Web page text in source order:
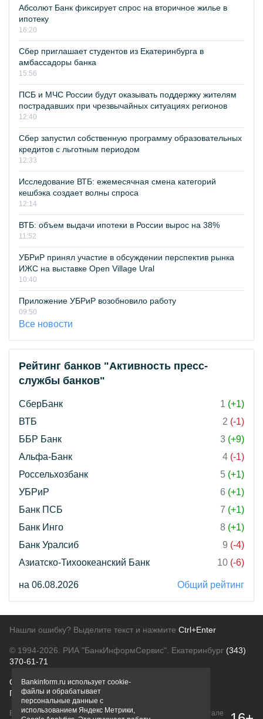
Абсолют Банк фиксирует спрос на вторичное жилье в
ипотеку
16:20
Сбер приглашает студентов из Екатеринбурга в
амбассадоры банка
15:56
ПСБ и МЧС России будут оказывать поддержку жителям
пострадавших при чрезвычайных ситуациях регионов
12:40
Сбер запустил собственную программу образовательных
кредитов с льготным периодом
12:33
Исследование ВТБ: ежемесячная смена категорий
кешбэка создает волны спроса
12:14
ВТБ: объем выдачи ипотеки в России вырос на 38%
11:52
УБРиР принял участие в обсуждении перспектив рынка
ИЖС на выставке Open Village Ural
10:40
Приложение УБРиР возобновило работу
09:50
Все новости
Рейтинг банков "Активность пресс-
службы банков"
СберБанк 1 (+1)
ВТБ
2 (-1)
ББР Банк
3 (+9)
Альфа-Банк
4 (-1)
Россельхозбанк
5 (+1)
УБРиР
6 (+1)
Банк ПСБ
7 (+1)
Банк Инго
8 (+1)
Банк Уралсиб
9 (-4)
Азиатско-Тихоокеанский Банк
10 (-6)
на 06.08.2026 Общий рейтинг
Нашли ошибку? Выделите текст и нажмите Ctrl+Enter
© 1994-2026. РИА "БанкИнформСервис". Екатеринбург (343)
370-61-71
О проектеПолитика конфиденциальности
Правовая информацияДля рекламодателей
Вся информация о продуктах банков, размещенная на портале
Bankinform.ru использует cookie-
файлы и обрабатывает
персональные данные с
использованием Яндекс Метрики,